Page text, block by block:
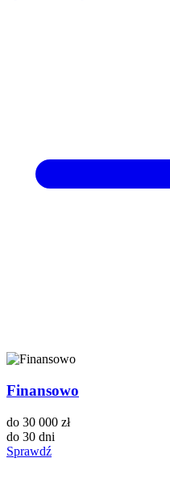
Finansowo
do 30 000 zł
do 30 dni
Sprawdź